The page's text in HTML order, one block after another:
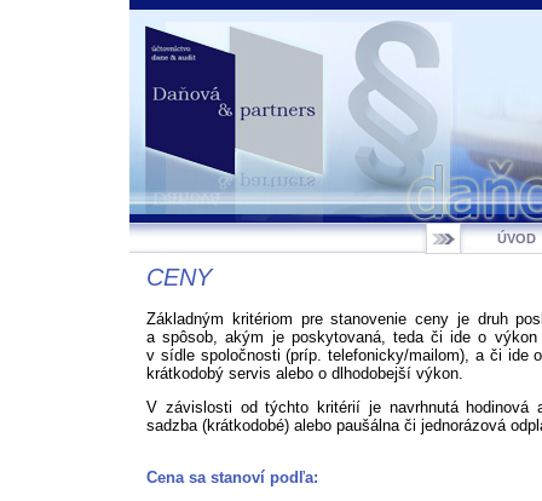
ÚVOD
CENY
Základným kritériom pre stanovenie ceny je druh
a spôsob, akým je poskytovaná, teda či ide o výkon
v sídle spoločnosti (príp. telefonicky/mailom), a či ide
krátkodobý servis alebo o dlhodobejší výkon.
V závislosti od týchto kritérií je navrhnutá hodinová
sadzba (krátkodobé) alebo paušálna či jednorázová
Cena sa stanoví podľa: